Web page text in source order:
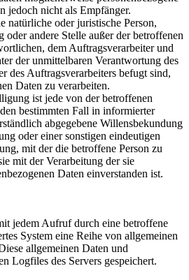
jedoch nicht als Empfänger.
natürliche oder juristische Person,
oder andere Stelle außer der betroffenen
dem Auftragsverarbeiter und
der unmittelbaren Verantwortung des
des Auftragsverarbeiters befugt sind,
Daten zu verarbeiten.
ist jede von der betroffenen
bestimmten Fall in informierter
abgegebene Willensbekundung
oder einer sonstigen eindeutigen
mit der die betroffene Person zu
mit der Verarbeitung der sie
Daten einverstanden ist.
jedem Aufruf durch eine betroffene
System eine Reihe von allgemeinen
allgemeinen Daten und
Logfiles des Servers gespeichert.